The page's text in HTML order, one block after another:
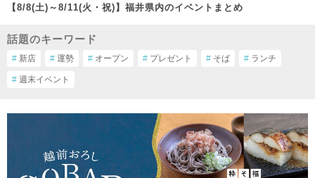
【8/8(土)～8/11(火・祝)】福井県内のイベントまとめ
話題のキーワード
# 新店 # 運勢 # オープン # プレゼント # そば # ランチ
# 週末イベント